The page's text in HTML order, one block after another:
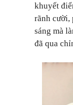
khuyết
rãnh cười,
sáng mà
đã qua